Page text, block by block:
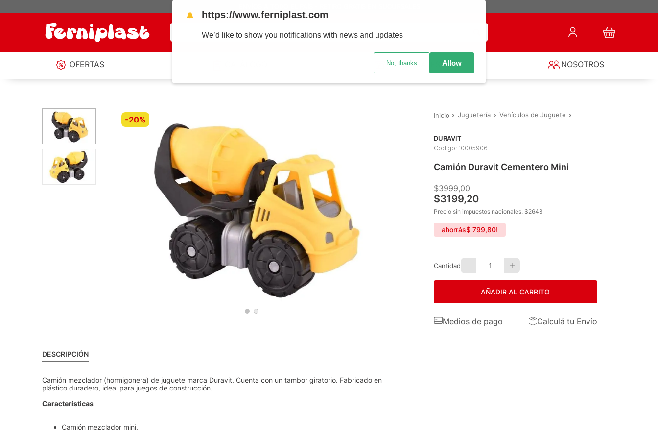
¿Qué estás buscando?
OFERTAS SUCURSALES NOSOTROS
-20%
DESCRIPCIÓN
Camión mezclador (hormigonera) de juguete marca Duravit. Cuenta con un tambor giratorio. Fabricado en
plástico duradero, ideal para juegos de construcción.
Características
Camión mezclador mini.
Juguetería Vehículos de Juguete
DURAVIT
Código: 10005906
Camión Duravit Cementero Mini
$3999,00
$3199,20
Precio sin impuestos nacionales: $2643
ahorrás$ 799,80!
Cantidad 1
AÑADIR AL CARRITO
Medios de pago Calculá tu Envío
🔔 https://www.ferniplast.com
We’d like to show you notifications with news and updates
No, thanks Allow